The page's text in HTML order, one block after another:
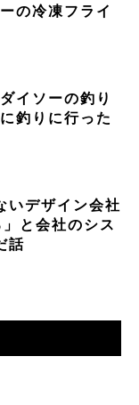
の冷凍フライ
イソーの釣り
釣りに行った
いデザイン会社
と会社のシス
話